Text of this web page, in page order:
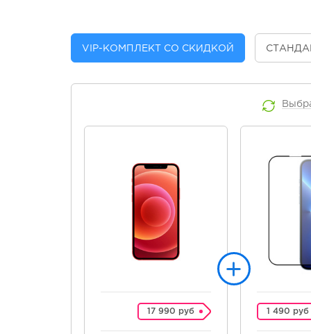
VIP-КОМПЛЕКТ СО СКИДКОЙ
17 990 руб 1 490 руб